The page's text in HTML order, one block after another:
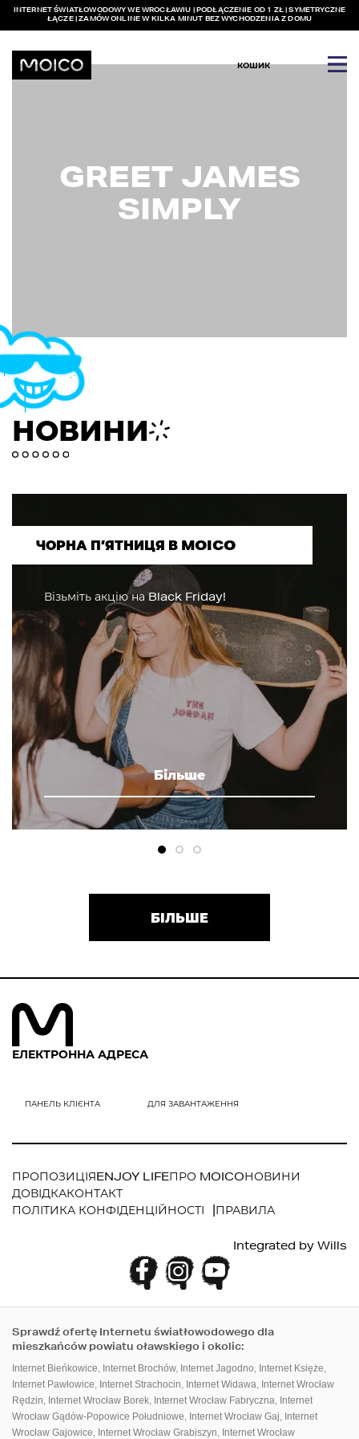
INTERNET ŚWIATŁOWODOWY WE WROCŁAWIU | PODŁĄCZENIE OD 1 ZŁ | SYMETRYCZNE
ŁĄCZE | ZAMÓW ONLINE W KILKA MINUT BEZ WYCHODZENIA Z DOMU
КОШИК
GREET JAMES
SIMPLY
НОВИНИ
ЧОРНА П’ЯТНИЦЯ В MOICO
Візьміть акцію на Black Friday!
Більше
БІЛЬШЕ
ЕЛЕКТРОННА АДРЕСА
ПРОПОЗИЦІЯENJOY LIFEПРО MOICOНОВИНИ
ДОВІДКАКОНТАКТ
ПОЛІТИКА КОНФІДЕНЦІЙНОСТІ
ПРАВИЛА
Integrated by Wills
Sprawdź ofertę Internetu światłowodowego dla
mieszkańców powiatu oławskiego i okolic:
Internet Bieńkowice, Internet Brochów, Internet Jagodno, Internet Księże,
Internet Pawłowice, Internet Strachocin, Internet Widawa, Internet Wrocław
Rędzin, Internet Wrocław Borek, Internet Wrocław Fabryczna, Internet
Wrocław Gądów-Popowice Południowe, Internet Wrocław Gaj, Internet
Wrocław Gajowice, Internet Wrocław Grabiszyn, Internet Wrocław